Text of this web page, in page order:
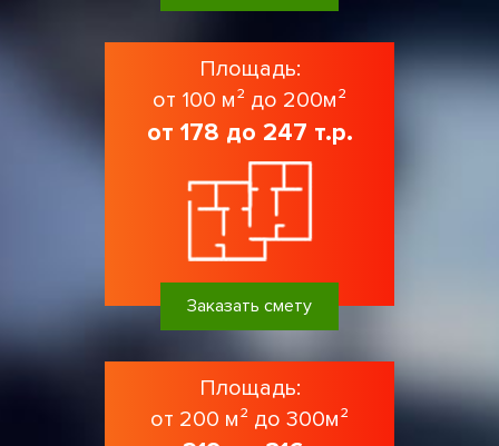
Площадь:
от 100 м² до 200м²
от 178 до 247 т.р.
Заказать смету
Площадь:
от 200 м² до 300м²